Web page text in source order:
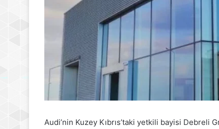
Audi’nin Kuzey Kıbrıs’taki yetkili bayisi Debreli